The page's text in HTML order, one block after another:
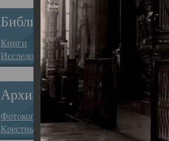
Библиотека
Книги
Исследования
Архив
Фотокопии дел
Крестные ходы